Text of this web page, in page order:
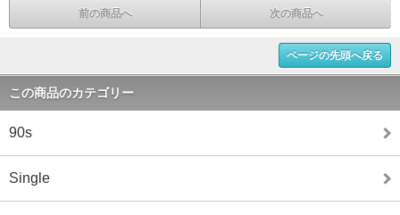
前の商品へ 次の商品へ
ページの先頭へ戻る
この商品のカテゴリー
90s
Single